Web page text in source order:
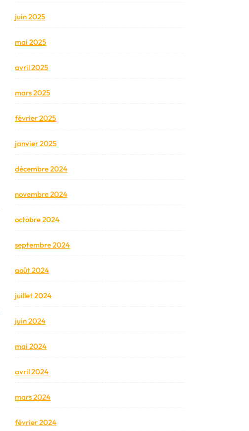
juin 2025
mai 2025
avril 2025
mars 2025
février 2025
janvier 2025
décembre 2024
novembre 2024
octobre 2024
septembre 2024
août 2024
juillet 2024
juin 2024
mai 2024
avril 2024
mars 2024
février 2024